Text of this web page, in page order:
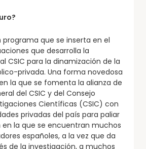
programa que se inserta en el
que desarrolla la
CSIC para la dinamización de la
privada. Una forma novedosa
la que se fomenta la alianza de
del CSIC y del Consejo
Científicas (CSIC) con
privadas del país para paliar
la que se encuentran muchos
españoles, a la vez que da
de la investigación, a muchos